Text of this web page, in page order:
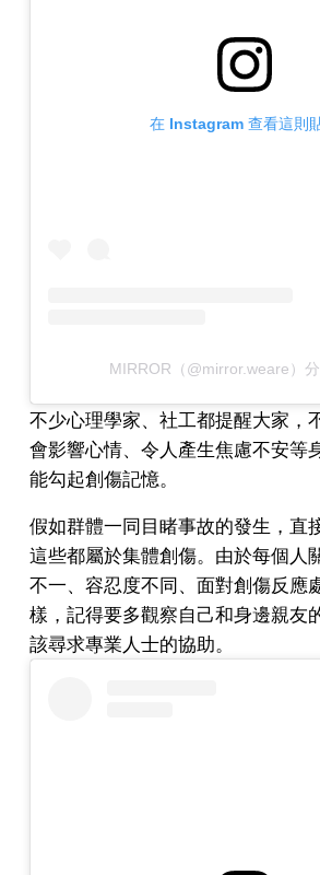
在 Instagram 查看這則
MIRROR（@mirror.weare）
不少心理學家、社工都提醒大家，
會影響心情、令人產生焦慮不安等
能勾起創傷記憶。
假如群體一同目睹事故的發生，直
這些都屬於集體創傷。由於每個人
不一、容忍度不同、面對創傷反應
樣，記得要多觀察自己和身邊親友
該尋求專業人士的協助。